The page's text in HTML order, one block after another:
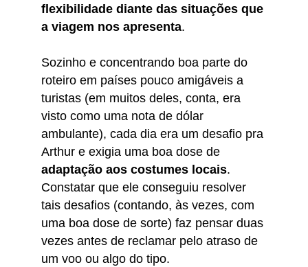
flexibilidade diante das situações que
a viagem nos apresenta.
Sozinho e concentrando boa parte do
roteiro em países pouco amigáveis a
turistas (em muitos deles, conta, era
visto como uma nota de dólar
ambulante), cada dia era um desafio pra
Arthur e exigia uma boa dose de
adaptação aos costumes locais.
Constatar que ele conseguiu resolver
tais desafios (contando, às vezes, com
uma boa dose de sorte) faz pensar duas
vezes antes de reclamar pelo atraso de
um voo ou algo do tipo.